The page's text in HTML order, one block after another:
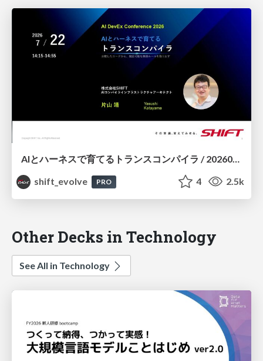
AIとハーネスで育てるトランスコンパイラ / 20260722 Yasushi Katayama
shift_evolve
PRO 4 2.5k
Other Decks in Technology
See All in Technology